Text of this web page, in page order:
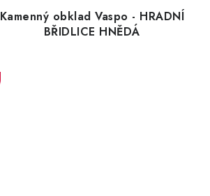
Kamenný obklad Vaspo - HRADNÍ
BŘIDLICE HNĚDÁ